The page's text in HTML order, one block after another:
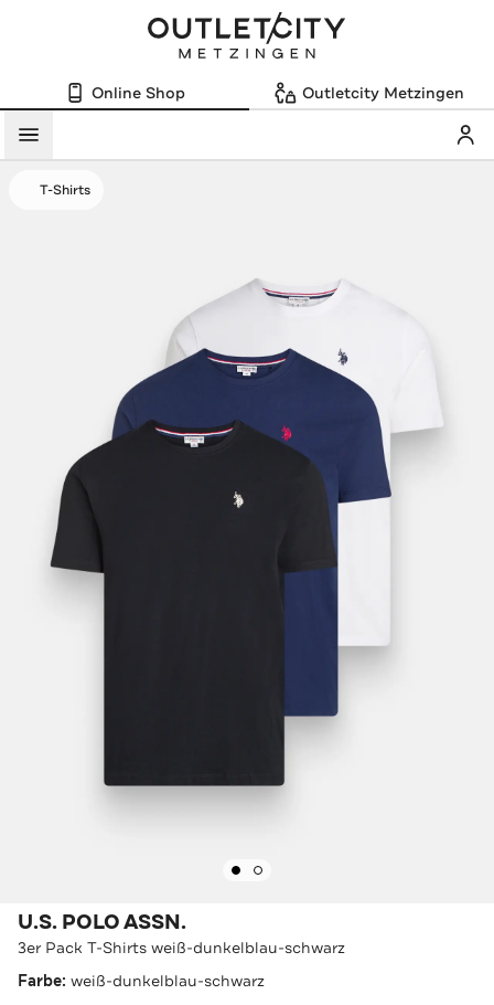
Online Shop Outletcity Metzingen
Menü
T-Shirts
U.S. POLO ASSN.
3er Pack T-Shirts weiß-dunkelblau-schwarz
Farbe: weiß-dunkelblau-schwarz